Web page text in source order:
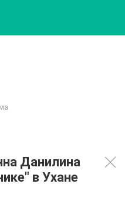
Данилина
в Ухане